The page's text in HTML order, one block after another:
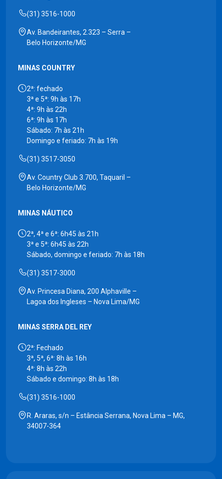
(31) 3516-1000
Av. Bandeirantes, 2.323 – Serra –
Belo Horizonte/MG
MINAS COUNTRY
2ª: fechado
3ª e 5ª: 9h às 17h
4ª: 9h às 22h
6ª: 9h às 17h
Sábado: 7h às 21h
Domingo e feriado: 7h às 19h
(31) 3517-3050
Av. Country Club 3.700, Taquaril –
Belo Horizonte/MG
MINAS NÁUTICO
2ª, 4ª e 6ª: 6h45 às 21h
3ª e 5ª: 6h45 às 22h
Sábado, domingo e feriado: 7h às 18h
(31) 3517-3000
Av. Princesa Diana, 200 Alphaville –
Lagoa dos Ingleses – Nova Lima/MG
MINAS SERRA DEL REY
2ª: Fechado
3ª, 5ª, 6ª: 8h às 16h
4ª: 8h às 22h
Sábado e domingo: 8h às 18h
(31) 3516-1000
R. Araras, s/n – Estância Serrana, Nova Lima – MG,
34007-364